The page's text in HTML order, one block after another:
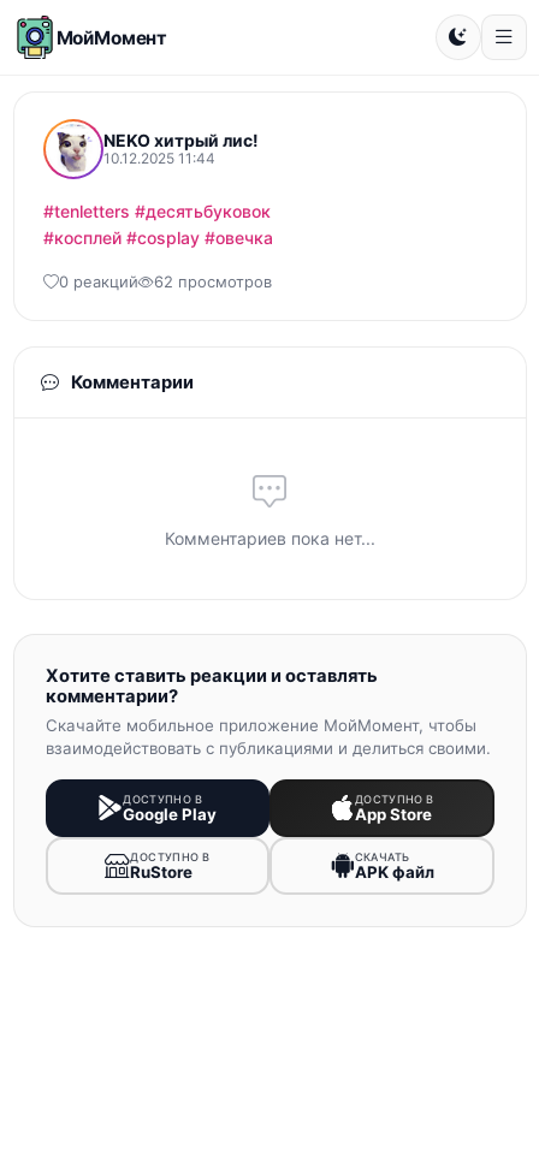
МойМомент
NEKO хитрый лис!
10.12.2025 11:44
#tenletters #десятьбуковок
#косплей #cosplay #овечка
0 реакций 62 просмотров
Комментарии
Комментариев пока нет...
Хотите ставить реакции и оставлять
комментарии?
Скачайте мобильное приложение МойМомент, чтобы
взаимодействовать с публикациями и делиться своими.
ДОСТУПНО В
Google Play
ДОСТУПНО В
App Store
ДОСТУПНО В
RuStore
СКАЧАТЬ
APK файл